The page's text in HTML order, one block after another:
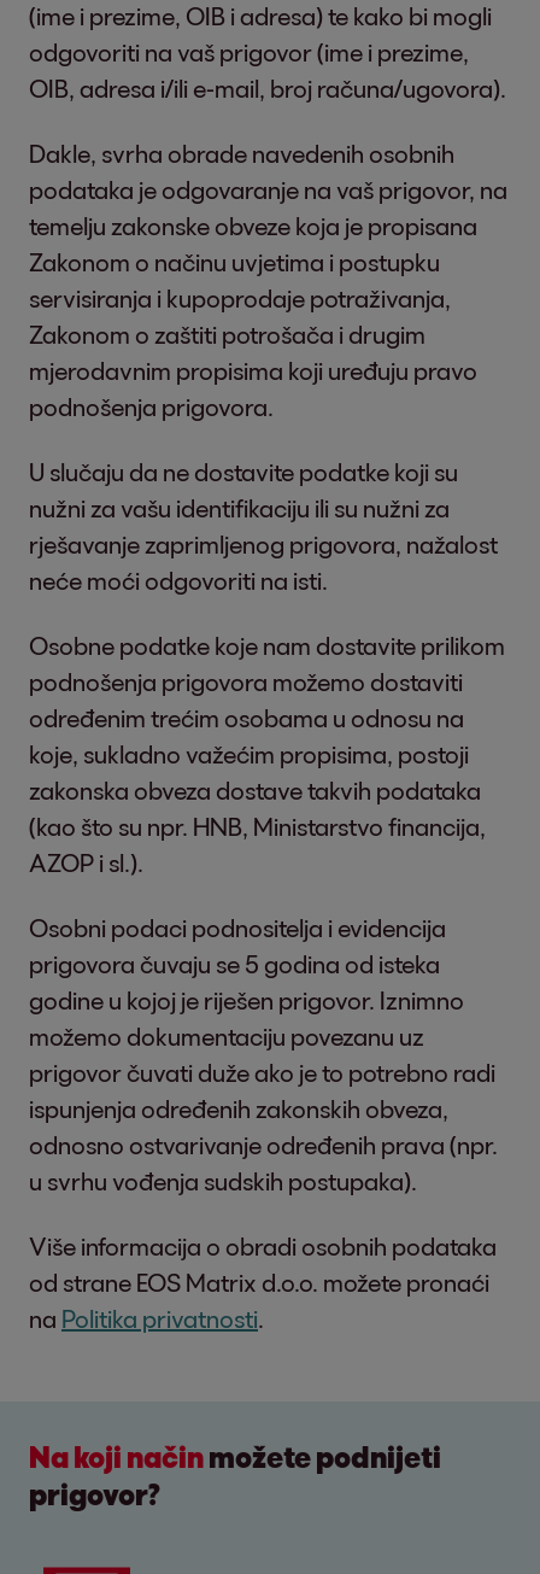
(ime i prezime, OIB i adresa) te kako bi mogli
odgovoriti na vaš prigovor (ime i prezime,
OIB, adresa i/ili e-mail, broj računa/ugovora).
Dakle, svrha obrade navedenih osobnih
podataka je odgovaranje na vaš prigovor, na
temelju zakonske obveze koja je propisana
Zakonom o načinu uvjetima i postupku
servisiranja i kupoprodaje potraživanja,
Zakonom o zaštiti potrošača i drugim
mjerodavnim propisima koji uređuju pravo
podnošenja prigovora.
U slučaju da ne dostavite podatke koji su
nužni za vašu identifikaciju ili su nužni za
rješavanje zaprimljenog prigovora, nažalost
neće moći odgovoriti na isti.
Osobne podatke koje nam dostavite prilikom
podnošenja prigovora možemo dostaviti
određenim trećim osobama u odnosu na
koje, sukladno važećim propisima, postoji
zakonska obveza dostave takvih podataka
(kao što su npr. HNB, Ministarstvo financija,
AZOP i sl.).
Osobni podaci podnositelja i evidencija
prigovora čuvaju se 5 godina od isteka
godine u kojoj je riješen prigovor. Iznimno
možemo dokumentaciju povezanu uz
prigovor čuvati duže ako je to potrebno radi
ispunjenja određenih zakonskih obveza,
odnosno ostvarivanje određenih prava (npr.
u svrhu vođenja sudskih postupaka).
Više informacija o obradi osobnih podataka
od strane EOS Matrix d.o.o. možete pronaći
na Politika privatnosti.
Na koji načinmožete podnijeti
prigovor?